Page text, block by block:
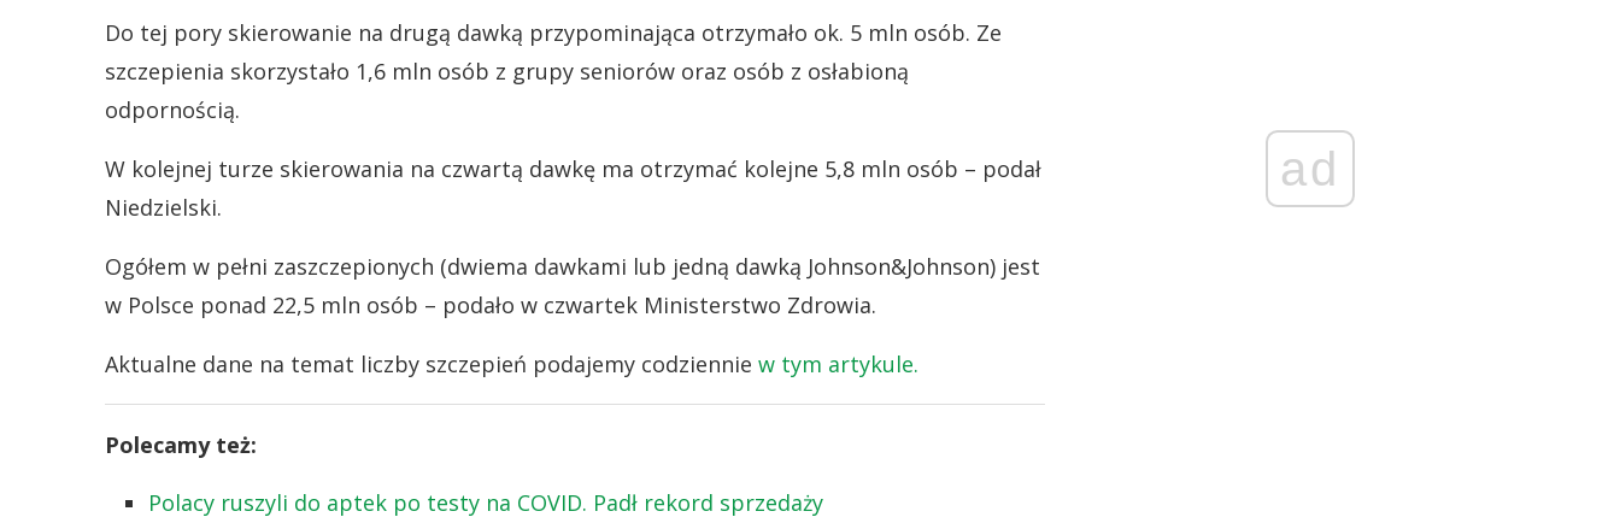
Do tej pory skierowanie na drugą dawką przypominająca otrzymało ok. 5 mln osób. Ze
szczepienia skorzystało 1,6 mln osób z grupy seniorów oraz osób z osłabioną
odpornością.
W kolejnej turze skierowania na czwartą dawkę ma otrzymać kolejne 5,8 mln osób – podał
Niedzielski.
Ogółem w pełni zaszczepionych (dwiema dawkami lub jedną dawką Johnson&Johnson) jest
w Polsce ponad 22,5 mln osób – podało w czwartek Ministerstwo Zdrowia.
Aktualne dane na temat liczby szczepień podajemy codziennie w tym artykule.
Polecamy też:
Polacy ruszyli do aptek po testy na COVID. Padł rekord sprzedaży
ad